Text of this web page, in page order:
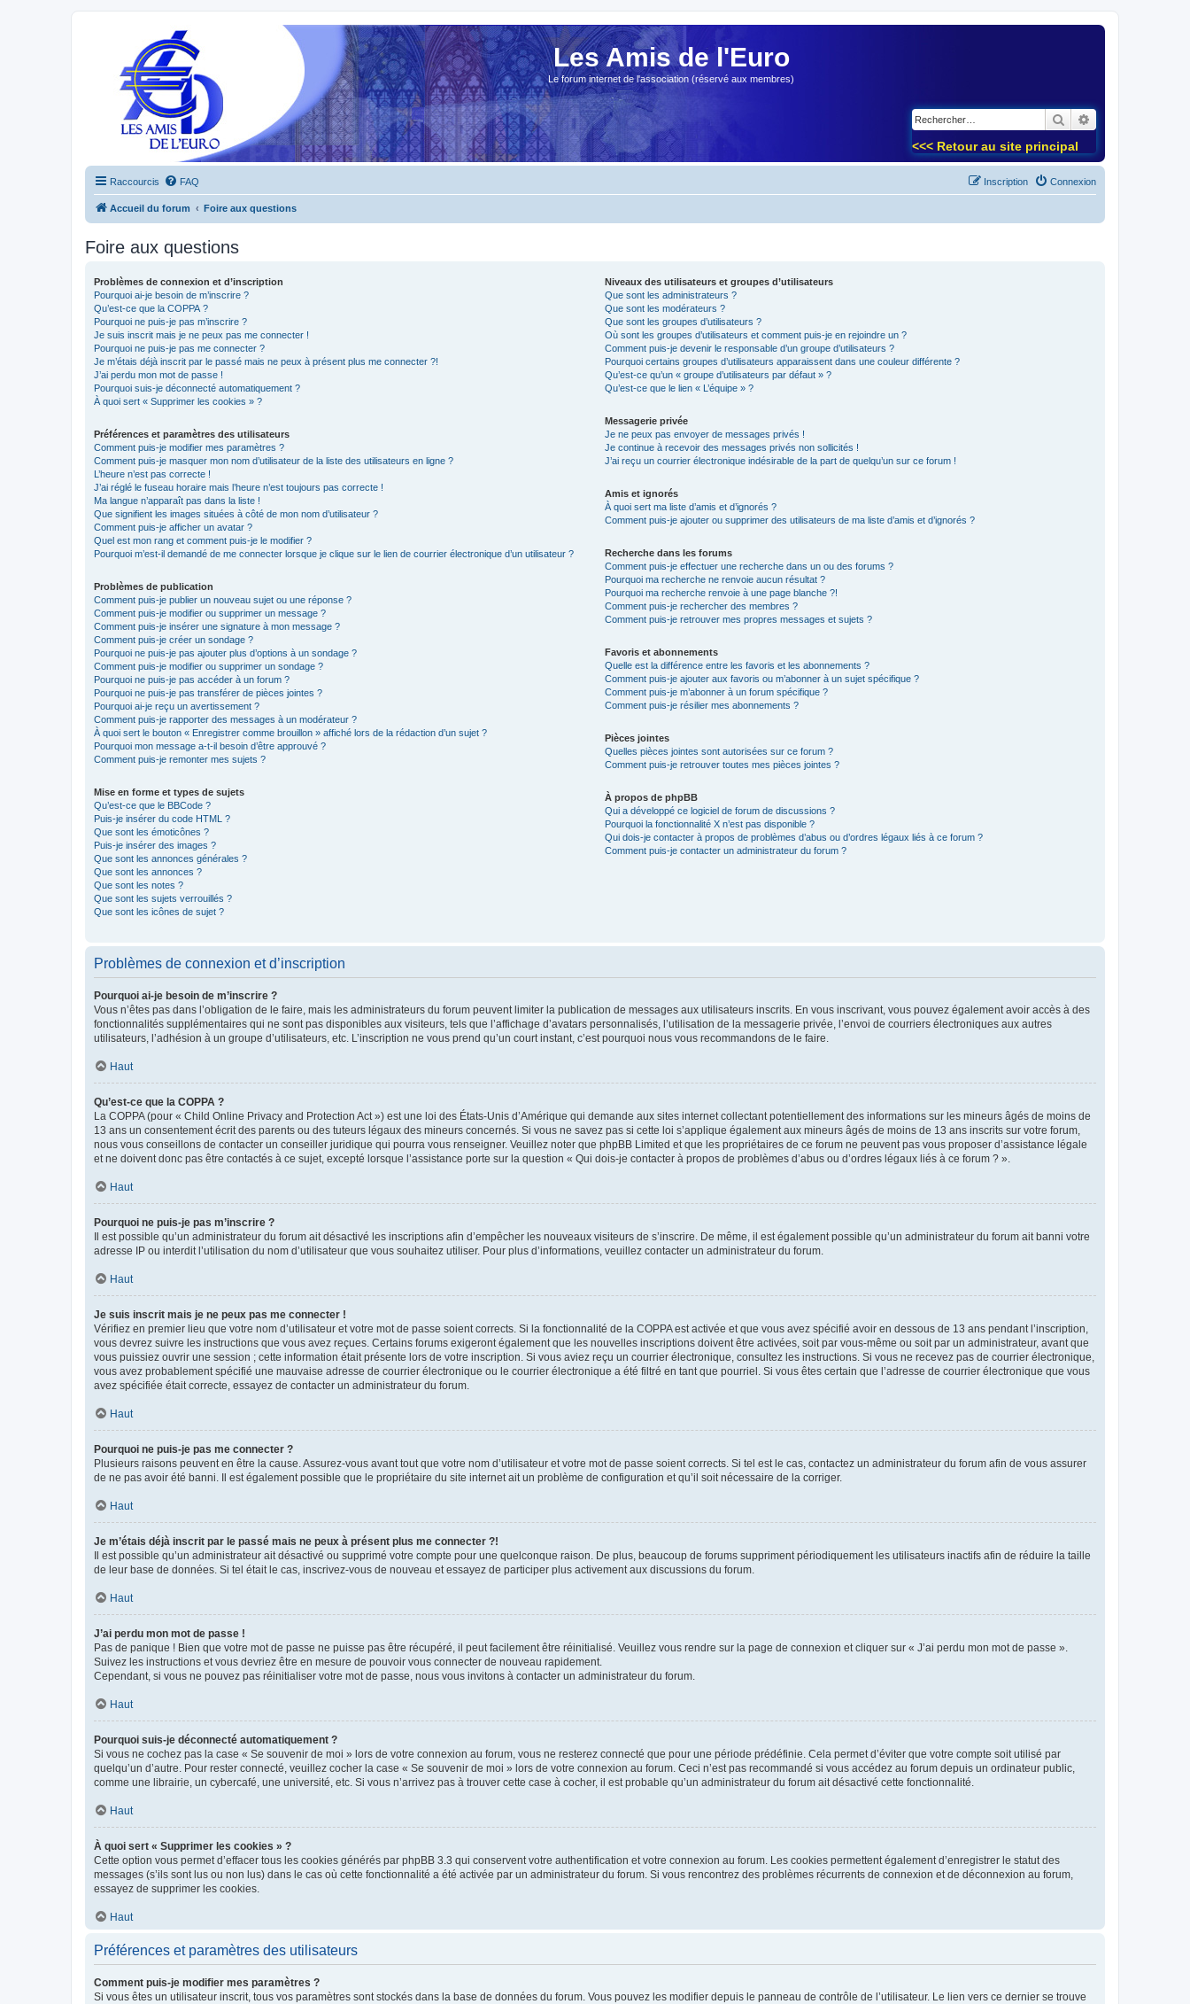
Les Amis de l'Euro
Le forum internet de l'association (réservé aux membres)
Rechercher
<<< Retour au site principal
Raccourcis FAQ Connexion
Inscription
Accueil du forum Foire aux questions
Foire aux questions
Problèmes de connexion et d’inscription
Pourquoi ai-je besoin de m’inscrire ?
Qu’est-ce que la COPPA ?
Pourquoi ne puis-je pas m’inscrire ?
Je suis inscrit mais je ne peux pas me connecter !
Pourquoi ne puis-je pas me connecter ?
Je m’étais déjà inscrit par le passé mais ne peux à présent plus me connecter ?!
J’ai perdu mon mot de passe !
Pourquoi suis-je déconnecté automatiquement ?
À quoi sert « Supprimer les cookies » ?
Préférences et paramètres des utilisateurs
Comment puis-je modifier mes paramètres ?
Comment puis-je masquer mon nom d’utilisateur de la liste des utilisateurs en ligne ?
L’heure n’est pas correcte !
J’ai réglé le fuseau horaire mais l’heure n’est toujours pas correcte !
Ma langue n’apparaît pas dans la liste !
Que signifient les images situées à côté de mon nom d’utilisateur ?
Comment puis-je afficher un avatar ?
Quel est mon rang et comment puis-je le modifier ?
Pourquoi m’est-il demandé de me connecter lorsque je clique sur le lien de courrier électronique d’un utilisateur ?
Problèmes de publication
Comment puis-je publier un nouveau sujet ou une réponse ?
Comment puis-je modifier ou supprimer un message ?
Comment puis-je insérer une signature à mon message ?
Comment puis-je créer un sondage ?
Pourquoi ne puis-je pas ajouter plus d’options à un sondage ?
Comment puis-je modifier ou supprimer un sondage ?
Pourquoi ne puis-je pas accéder à un forum ?
Pourquoi ne puis-je pas transférer de pièces jointes ?
Pourquoi ai-je reçu un avertissement ?
Comment puis-je rapporter des messages à un modérateur ?
À quoi sert le bouton « Enregistrer comme brouillon » affiché lors de la rédaction d’un sujet ?
Pourquoi mon message a-t-il besoin d’être approuvé ?
Comment puis-je remonter mes sujets ?
Mise en forme et types de sujets
Qu’est-ce que le BBCode ?
Puis-je insérer du code HTML ?
Que sont les émoticônes ?
Puis-je insérer des images ?
Que sont les annonces générales ?
Que sont les annonces ?
Que sont les notes ?
Que sont les sujets verrouillés ?
Que sont les icônes de sujet ?
Niveaux des utilisateurs et groupes d’utilisateurs
Que sont les administrateurs ?
Que sont les modérateurs ?
Que sont les groupes d’utilisateurs ?
Où sont les groupes d’utilisateurs et comment puis-je en rejoindre un ?
Comment puis-je devenir le responsable d’un groupe d’utilisateurs ?
Pourquoi certains groupes d’utilisateurs apparaissent dans une couleur différente ?
Qu’est-ce qu’un « groupe d’utilisateurs par défaut » ?
Qu’est-ce que le lien « L’équipe » ?
Messagerie privée
Je ne peux pas envoyer de messages privés !
Je continue à recevoir des messages privés non sollicités !
J’ai reçu un courrier électronique indésirable de la part de quelqu’un sur ce forum !
Amis et ignorés
À quoi sert ma liste d’amis et d’ignorés ?
Comment puis-je ajouter ou supprimer des utilisateurs de ma liste d’amis et d’ignorés ?
Recherche dans les forums
Comment puis-je effectuer une recherche dans un ou des forums ?
Pourquoi ma recherche ne renvoie aucun résultat ?
Pourquoi ma recherche renvoie à une page blanche ?!
Comment puis-je rechercher des membres ?
Comment puis-je retrouver mes propres messages et sujets ?
Favoris et abonnements
Quelle est la différence entre les favoris et les abonnements ?
Comment puis-je ajouter aux favoris ou m’abonner à un sujet spécifique ?
Comment puis-je m’abonner à un forum spécifique ?
Comment puis-je résilier mes abonnements ?
Pièces jointes
Quelles pièces jointes sont autorisées sur ce forum ?
Comment puis-je retrouver toutes mes pièces jointes ?
À propos de phpBB
Qui a développé ce logiciel de forum de discussions ?
Pourquoi la fonctionnalité X n’est pas disponible ?
Qui dois-je contacter à propos de problèmes d’abus ou d’ordres légaux liés à ce forum ?
Comment puis-je contacter un administrateur du forum ?
Problèmes de connexion et d’inscription
Pourquoi ai-je besoin de m’inscrire ?
Vous n’êtes pas dans l’obligation de le faire, mais les administrateurs du forum peuvent limiter la publication de messages aux utilisateurs inscrits. En vous inscrivant, vous pouvez également avoir accès à des
fonctionnalités supplémentaires qui ne sont pas disponibles aux visiteurs, tels que l’affichage d’avatars personnalisés, l’utilisation de la messagerie privée, l’envoi de courriers électroniques aux autres
utilisateurs, l’adhésion à un groupe d’utilisateurs, etc. L’inscription ne vous prend qu’un court instant, c’est pourquoi nous vous recommandons de le faire.
Haut
Qu’est-ce que la COPPA ?
La COPPA (pour « Child Online Privacy and Protection Act ») est une loi des États-Unis d’Amérique qui demande aux sites internet collectant potentiellement des informations sur les mineurs âgés de moins de
13 ans un consentement écrit des parents ou des tuteurs légaux des mineurs concernés. Si vous ne savez pas si cette loi s’applique également aux mineurs âgés de moins de 13 ans inscrits sur votre forum,
nous vous conseillons de contacter un conseiller juridique qui pourra vous renseigner. Veuillez noter que phpBB Limited et que les propriétaires de ce forum ne peuvent pas vous proposer d’assistance légale
et ne doivent donc pas être contactés à ce sujet, excepté lorsque l’assistance porte sur la question « Qui dois-je contacter à propos de problèmes d’abus ou d’ordres légaux liés à ce forum ? ».
Haut
Pourquoi ne puis-je pas m’inscrire ?
Il est possible qu’un administrateur du forum ait désactivé les inscriptions afin d’empêcher les nouveaux visiteurs de s’inscrire. De même, il est également possible qu’un administrateur du forum ait banni votre
adresse IP ou interdit l’utilisation du nom d’utilisateur que vous souhaitez utiliser. Pour plus d’informations, veuillez contacter un administrateur du forum.
Haut
Je suis inscrit mais je ne peux pas me connecter !
Vérifiez en premier lieu que votre nom d’utilisateur et votre mot de passe soient corrects. Si la fonctionnalité de la COPPA est activée et que vous avez spécifié avoir en dessous de 13 ans pendant l’inscription,
vous devrez suivre les instructions que vous avez reçues. Certains forums exigeront également que les nouvelles inscriptions doivent être activées, soit par vous-même ou soit par un administrateur, avant que
vous puissiez ouvrir une session ; cette information était présente lors de votre inscription. Si vous aviez reçu un courrier électronique, consultez les instructions. Si vous ne recevez pas de courrier électronique,
vous avez probablement spécifié une mauvaise adresse de courrier électronique ou le courrier électronique a été filtré en tant que pourriel. Si vous êtes certain que l’adresse de courrier électronique que vous
avez spécifiée était correcte, essayez de contacter un administrateur du forum.
Haut
Pourquoi ne puis-je pas me connecter ?
Plusieurs raisons peuvent en être la cause. Assurez-vous avant tout que votre nom d’utilisateur et votre mot de passe soient corrects. Si tel est le cas, contactez un administrateur du forum afin de vous assurer
de ne pas avoir été banni. Il est également possible que le propriétaire du site internet ait un problème de configuration et qu’il soit nécessaire de la corriger.
Haut
Je m’étais déjà inscrit par le passé mais ne peux à présent plus me connecter ?!
Il est possible qu’un administrateur ait désactivé ou supprimé votre compte pour une quelconque raison. De plus, beaucoup de forums suppriment périodiquement les utilisateurs inactifs afin de réduire la taille
de leur base de données. Si tel était le cas, inscrivez-vous de nouveau et essayez de participer plus activement aux discussions du forum.
Haut
J’ai perdu mon mot de passe !
Pas de panique ! Bien que votre mot de passe ne puisse pas être récupéré, il peut facilement être réinitialisé. Veuillez vous rendre sur la page de connexion et cliquer sur « J’ai perdu mon mot de passe ».
Suivez les instructions et vous devriez être en mesure de pouvoir vous connecter de nouveau rapidement.
Cependant, si vous ne pouvez pas réinitialiser votre mot de passe, nous vous invitons à contacter un administrateur du forum.
Haut
Pourquoi suis-je déconnecté automatiquement ?
Si vous ne cochez pas la case « Se souvenir de moi » lors de votre connexion au forum, vous ne resterez connecté que pour une période prédéfinie. Cela permet d’éviter que votre compte soit utilisé par
quelqu’un d’autre. Pour rester connecté, veuillez cocher la case « Se souvenir de moi » lors de votre connexion au forum. Ceci n’est pas recommandé si vous accédez au forum depuis un ordinateur public,
comme une librairie, un cybercafé, une université, etc. Si vous n’arrivez pas à trouver cette case à cocher, il est probable qu’un administrateur du forum ait désactivé cette fonctionnalité.
Haut
À quoi sert « Supprimer les cookies » ?
Cette option vous permet d’effacer tous les cookies générés par phpBB 3.3 qui conservent votre authentification et votre connexion au forum. Les cookies permettent également d’enregistrer le statut des
messages (s’ils sont lus ou non lus) dans le cas où cette fonctionnalité a été activée par un administrateur du forum. Si vous rencontrez des problèmes récurrents de connexion et de déconnexion au forum,
essayez de supprimer les cookies.
Haut
Préférences et paramètres des utilisateurs
Comment puis-je modifier mes paramètres ?
Si vous êtes un utilisateur inscrit, tous vos paramètres sont stockés dans la base de données du forum. Vous pouvez les modifier depuis le panneau de contrôle de l’utilisateur. Le lien vers ce dernier se trouve